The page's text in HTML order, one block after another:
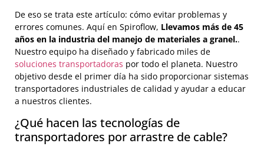
De eso se trata este artículo: cómo evitar problemas y
errores comunes. Aquí en Spiroflow, Llevamos más de 45
años en la industria del manejo de materiales a granel..
Nuestro equipo ha diseñado y fabricado miles de
soluciones transportadoras por todo el planeta. Nuestro
objetivo desde el primer día ha sido proporcionar sistemas
transportadores industriales de calidad y ayudar a educar
a nuestros clientes.
¿Qué hacen las tecnologías de
transportadores por arrastre de cable?